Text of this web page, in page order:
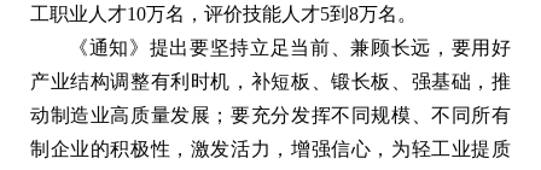
工职业人才10万名，评价技能人才5到8万名。
《通知》提出要坚持立足当前、兼顾长远，要用好
产业结构调整有利时机，补短板、锻长板、强基础，推
动制造业高质量发展；要充分发挥不同规模、不同所有
制企业的积极性，激发活力，增强信心，为轻工业提质